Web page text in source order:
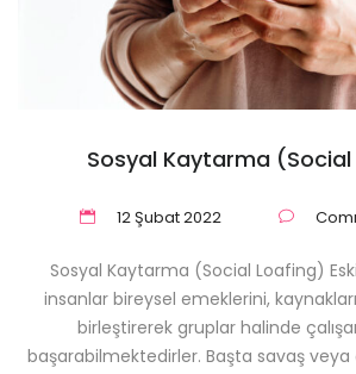
Sosyal Kaytarma
12 Şubat 2022
Sosyal Kaytarma (Social Loafing)
insanlar bireysel emeklerini,
birleştirerek gruplar halinde
başarabilmektedirler. Başta savaş